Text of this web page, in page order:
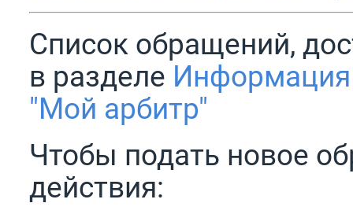
Список обращений,
в разделе
"Мой арбитр"
Чтобы подать новое
действия: